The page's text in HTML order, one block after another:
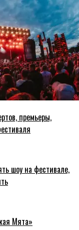
премьеры,
шоу на фестивале,
Мята»